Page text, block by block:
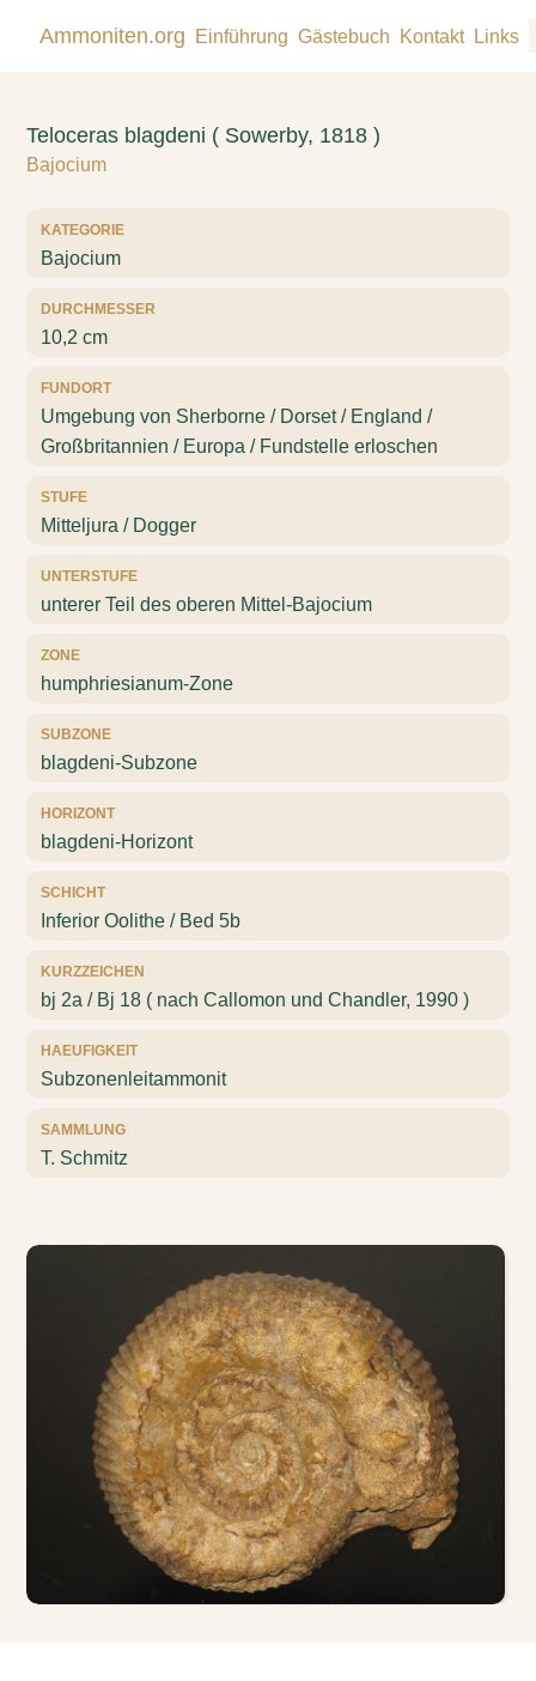
Ammoniten.org Einführung Gästebuch Kontakt Links
Teloceras blagdeni ( Sowerby, 1818 )
Bajocium
KATEGORIE
Bajocium
DURCHMESSER
10,2 cm
FUNDORT
Umgebung von Sherborne / Dorset / England /
Großbritannien / Europa / Fundstelle erloschen
STUFE
Mitteljura / Dogger
UNTERSTUFE
unterer Teil des oberen Mittel-Bajocium
ZONE
humphriesianum-Zone
SUBZONE
blagdeni-Subzone
HORIZONT
blagdeni-Horizont
SCHICHT
Inferior Oolithe / Bed 5b
KURZZEICHEN
bj 2a / Bj 18 ( nach Callomon und Chandler, 1990 )
HAEUFIGKEIT
Subzonenleitammonit
SAMMLUNG
T. Schmitz